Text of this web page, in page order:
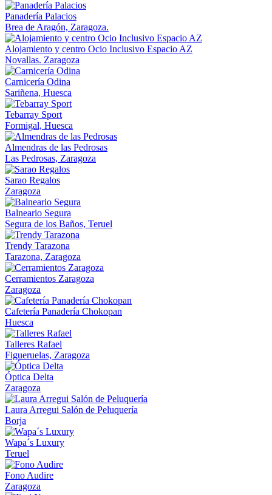
Panadería Palacios
Brea de Aragón, Zaragoza.
Alojamiento y centro Ocio Inclusivo Espacio AZ
Novallas. Zaragoza
Carnicería Odina
Sariñena, Huesca
Tebarray Sport
Formigal, Huesca
Almendras de las Pedrosas
Las Pedrosas, Zaragoza
Sarao Regalos
Zaragoza
Balneario Segura
Segura de los Baños, Teruel
Trendy Tarazona
Tarazona, Zaragoza
Cerramientos Zaragoza
Zaragoza
Cafetería Panadería Chokopan
Huesca
Talleres Rafael
Figueruelas, Zaragoza
Óptica Delta
Zaragoza
Laura Arregui Salón de Peluquería
Borja
Wapa´s Luxury
Teruel
Fono Audire
Zaragoza